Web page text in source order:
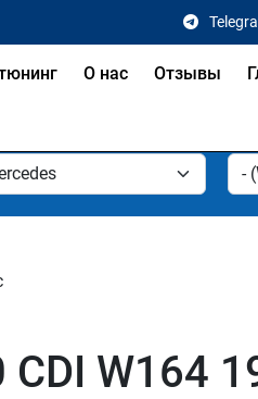
О нас Отзывы
W164